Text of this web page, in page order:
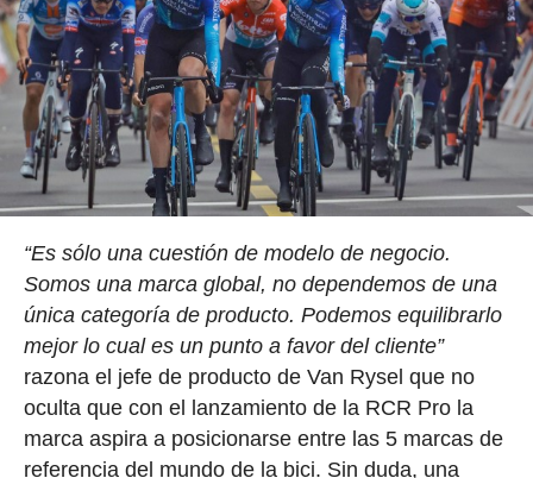
“Es sólo una cuestión de modelo de negocio.
Somos una marca global, no dependemos de una
única categoría de producto. Podemos equilibrarlo
mejor lo cual es un punto a favor del cliente”
razona el jefe de producto de Van Rysel que no
oculta que con el lanzamiento de la RCR Pro la
marca aspira a posicionarse entre las 5 marcas de
referencia del mundo de la bici. Sin duda, una